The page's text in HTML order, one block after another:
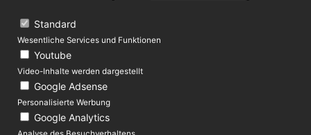
Folge mir jetzt auf
KONTAKT
Über Lolliblog
Datenschutz
Impressum
Standard
Wesentliche Services und Funktionen
Youtube
Video-Inhalte werden dargestellt
Google Adsense
Personalisierte Werbung
Google Analytics